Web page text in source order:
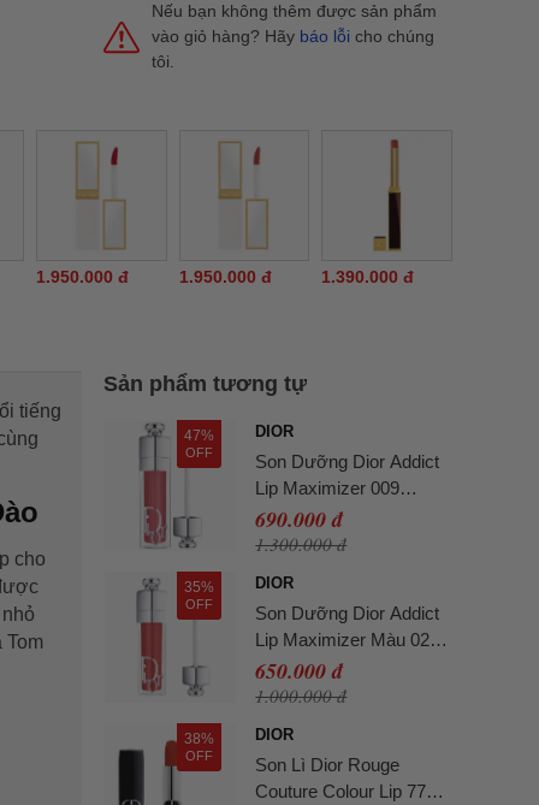
1.950.000 đ 1.950.000 đ 1.390.000 đ
tiếng
cho
Sản phẩm tương tự
47%
OFF
DIOR
Son Dưỡng Dior Addict
Lip Maximizer 009
Intense Rosewood Màu
Hồng Đất (Không Hộp)
690.000 đ
1.300.000 đ
35%
OFF
DIOR
Son Dưỡng Dior Addict
Lip Maximizer Màu 024
Intense Brick Đỏ Đất
(Không Hộp)
650.000 đ
1.000.000 đ
38%
OFF
DIOR
Son Lì Dior Rouge
Couture Colour Lip 777
Nếu bạn không thêm được sản phẩm
vào giỏ hàng? Hãy báo lỗi cho chúng
tôi.